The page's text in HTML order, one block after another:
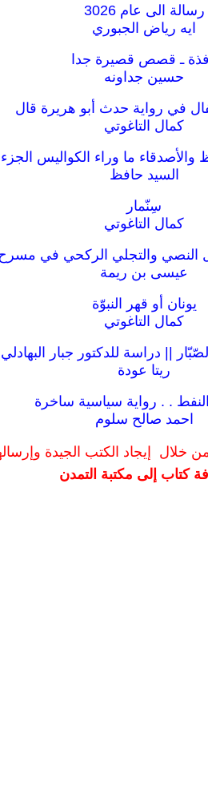
رسالة الى عام 3026
ايه رياض الجبوري
ـ قصص قصيرة جدا
حسين جداونه
في رواية حدث أبو هريرة قال
كمال التاغوتي
والأصدقاء ما وراء الكواليس الجزء
السيد حافظ
سِنّمار
كمال التاغوتي
النصي والتجلي الركحي في
عيسى بن ريمة
يونان أو قهر النبوّة
كمال التاغوتي
|| دراسة للدكتور جبار البهادلي
ريتا عودة
. . رواية سياسية ساخرة
احمد صالح سلوم
خلال إيجاد الكتب الجيدة وإرسالها
كتاب إلى مكتبة التمدن